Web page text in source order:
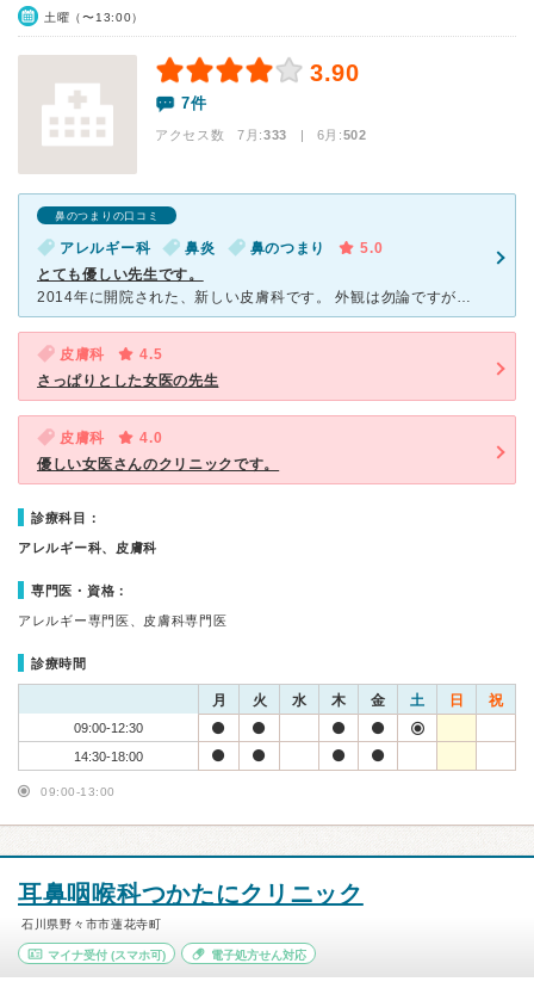
土曜（〜13:00）
3.90
7件
アクセス数 7月:333 | 6月:502
鼻のつまりの口コミ
アレルギー科 鼻炎 鼻のつまり
5.0
とても優しい先生です。
2014年に開院された、新しい皮膚科です。 外観は勿論ですが、院内は白を基調とした、クリーンで明るいイメージです。 待合室もゆったりとした空間で、居心地が良かったです。 次々と患者さんはみえまし
皮膚科
4.5
さっぱりとした女医の先生
皮膚科
4.0
優しい女医さんのクリニックです。
診療科目：
アレルギー科、皮膚科
専門医・資格：
アレルギー専門医、皮膚科専門医
診療時間
月 火 水 木 金 土 日 祝
09:00-12:30
14:30-18:00
09:00-13:00
耳鼻咽喉科つかたにクリニック
石川県野々市市蓮花寺町
マイナ受付 (スマホ可) 電子処方せん対応